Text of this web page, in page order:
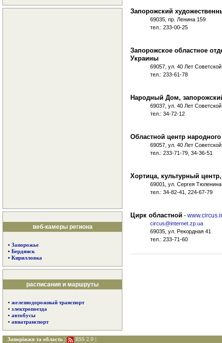
веб-камеры региона
• Запорожье
• Бердянск
• Кирилловка
расписания и маршруты
• железнодорожный транспорт
• электропоезда
• автобусы
• авиатранспорт
Запорожский
69035, пр. Ленина 159
тел.: 233-00-25
Запорожское областное
Украины
69057, ул. 40 Лет
тел.: 233-61-78
Народный Дом,
69037, ул. 40 Лет
тел.: 34-72-12
Областной центр народного
69057, ул. 40 Лет
тел.: 233-71-79, 34-36-51
Хортица, культурный
69001, ул. Сергея
тел.: 34-82-41, 224-67-79
Цирк областной -
circus@internet.zp.ua
69035, ул. Рекордная 41
тел.: 233-71-60
Запоріжжя та область RSS 2.0